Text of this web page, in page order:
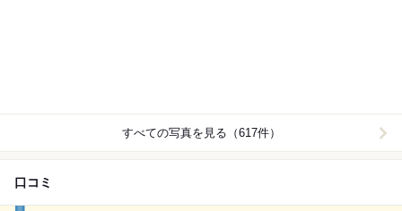
すべての写真を見る（617件）
口コミ